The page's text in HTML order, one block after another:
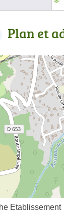
Plan et
Etablissement